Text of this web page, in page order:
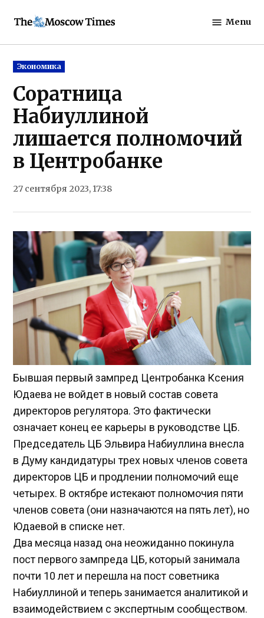
Moscow
Menu
Posted
in
Экономика
Соратница
Набиуллиной
лишается полномочий
в Центробанке
27 сентября 2023, 17:38
Бывшая первый зампред Центробанка Ксения
Юдаева не войдет в новый состав совета
директоров регулятора. Это фактически
означает конец ее карьеры в руководстве ЦБ.
Председатель ЦБ Эльвира Набиуллина внесла
в Думу кандидатуры трех новых членов совета
директоров ЦБ и продлении полномочий еще
четырех. В октябре истекают полномочия пяти
членов совета (они назначаются на пять лет), но
Юдаевой в списке нет.
Два месяца назад она неожиданно покинула
пост первого зампреда ЦБ, который занимала
почти 10 лет и перешла на пост советника
Набиуллиной и теперь занимается аналитикой и
взаимодействием с экспертным сообществом.